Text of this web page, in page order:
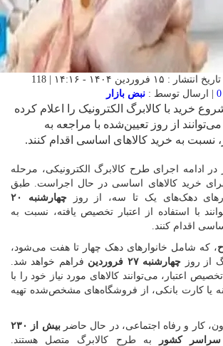
شناسه خبر : 51206 | تاریخ انتشار : ۱۵ فروردین ۱۴۰۴ - ۱۴:۱۶ | 118
0 | ارسال توسط : نبض بازار
خرید با کالابرگ الکترونیک را اعلام کرده
از روز تعیین‌شده با مراجعه به
نسبت به خرید کالاهای اساسی اقدام کنند.
ادامه اجرای طرح کالابرگ الکترونیکی، مرحله
خرید کالاهای اساسی در حال اجراست. طبق
دهک‌های یک تا سه، از روز
چهارشنبه ۲۰
با استفاده از اعتبار تخصیص یافته، نسبت به
، که شامل خانوارهای دهک چهار تا هفت می‌شود،
از روز چهارشنبه ۲۷ فروردین
فراهم خواهد شد.
اعتبار، می‌توانند کالاهای مورد نیاز خود را با
یا کارت بانکی، از فروشگاه‌های مشخص‌شده تهیه
کار و رفاه اجتماعی، در حال حاضر
بیش از ۲۳۰
سراسر کشور
به طرح کالابرگ متصل هستند.